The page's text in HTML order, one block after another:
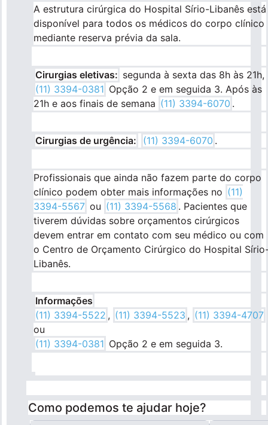
A estrutura cirúrgica do Hospital Sírio-Libanês está
disponível para todos os médicos do corpo clínico
mediante reserva prévia da sala.
Cirurgias eletivas: segunda à sexta das 8h às 21h,
(11) 3394-0381 Opção 2 e em seguida 3. Após às
21h e aos finais de semana (11) 3394-6070 .
Cirurgias de urgência: (11) 3394-6070 .
Profissionais que ainda não fazem parte do corpo
clínico podem obter mais informações no (11)
3394-5567 ou (11) 3394-5568 . Pacientes que
tiverem dúvidas sobre orçamentos cirúrgicos
devem entrar em contato com seu médico ou com
o Centro de Orçamento Cirúrgico do Hospital
Libanês.
Informações
(11) 3394-5522 , (11) 3394-5523 , (11) 3394-4707
ou
(11) 3394-0381 Opção 2 e em seguida 3.
Como podemos te ajudar hoje?